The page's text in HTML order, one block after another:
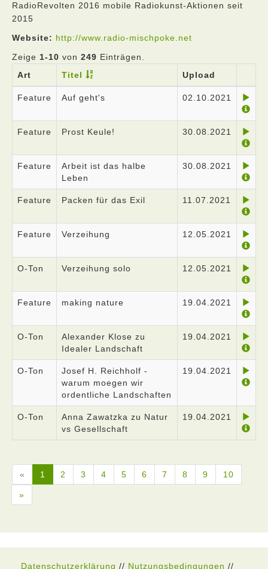
RadioRevolten 2016 mobile Radiokunst-Aktionen seit
2015
Website: http://www.radio-mischpoke.net
Zeige 1-10 von 249 Einträgen.
Art
Titel Upload
Feature Auf geht's 02.10.2021
Feature Prost Keule! 30.08.2021
Feature
Arbeit ist das halbe
Leben
30.08.2021
Feature Packen für das Exil 11.07.2021
Feature Verzeihung 12.05.2021
O-Ton Verzeihung solo 12.05.2021
Feature making nature 19.04.2021
O-Ton
Alexander Klose zu
Idealer Landschaft
19.04.2021
O-Ton
Josef H. Reichholf -
warum moegen wir
ordentliche Landschaften
19.04.2021
O-Ton
Anna Zawatzka zu Natur
vs Gesellschaft
19.04.2021
« 1 2 3 4 5 6 7 8 9 10
»
Datenschutzerklärung // Nutzungsbedingungen //